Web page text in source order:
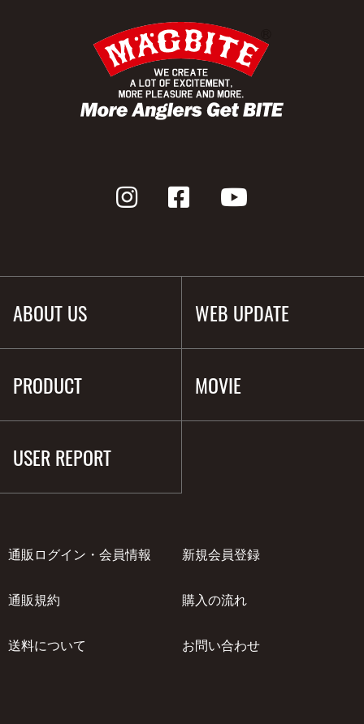
ABOUT US WEB UPDATE
PRODUCT MOVIE
USER REPORT
通販ログイン・会員情報 新規会員登録
通販規約 購入の流れ
送料について お問い合わせ